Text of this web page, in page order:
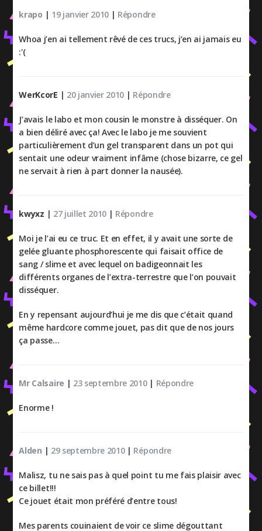
krapo | 19 janvier 2010 | Répondre
Whoa j’en ai tellement rêvé de ces trucs, j’en ai jamais eu
:'(
WerKcorE | 20 janvier 2010 | Répondre
J’avais le labo et mon cousin le monstre à disséquer. On
a bien déliré avec ça! Avec le labo je me souvient
particulièrement d’un gel transparent dans un pot qui
sentait une odeur vraiment infâme (chose bizarre, ce gel
ne servait à rien à part donner la nausée).
kwyxz | 27 juillet 2010 | Répondre
Moi je l’ai eu ce truc. Et en effet, il y avait une sorte de
gelée gluante phosphorescente qui faisait office de
sang / slime et avec lequel on badigeonnait les
différents organes de l’extra-terrestre que l’on pouvait
disséquer.
En y repensant aujourd’hui je me dis que c’était quand
même hardcore comme jouet, pas dit que de nos jours
ça passe…
Mr Calsaire | 23 septembre 2010| Répondre
Enorme !
Alden | 29 septembre 2010| Répondre
Malisz, tu ne sais pas à quel point tu me fais plaisir avec
ce billet!!!
Ce jouet était mon préféré d’entre tous!
Mes parents couinaient de voir ce slime dégouttant